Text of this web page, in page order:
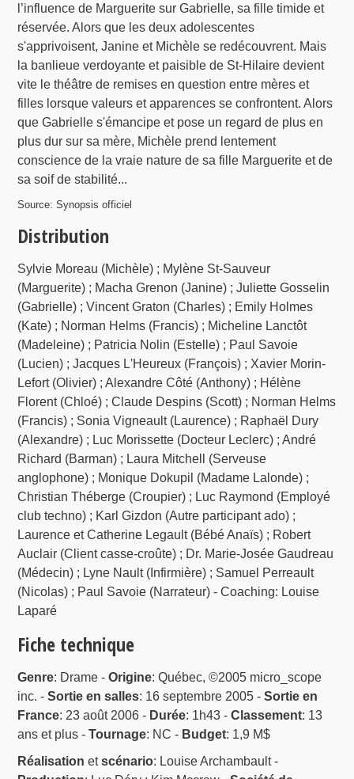
l’influence de Marguerite sur Gabrielle, sa fille timide et
réservée. Alors que les deux adolescentes
s'apprivoisent, Janine et Michèle se redécouvrent. Mais
la banlieue verdoyante et paisible de St-Hilaire devient
vite le théâtre de remises en question entre mères et
filles lorsque valeurs et apparences se confrontent. Alors
que Gabrielle s'émancipe et pose un regard de plus en
plus dur sur sa mère, Michèle prend lentement
conscience de la vraie nature de sa fille Marguerite et de
sa soif de stabilité...
Source: Synopsis officiel
Distribution
Sylvie Moreau (Michèle) ; Mylène St-Sauveur
(Marguerite) ; Macha Grenon (Janine) ; Juliette Gosselin
(Gabrielle) ; Vincent Graton (Charles) ; Emily Holmes
(Kate) ; Norman Helms (Francis) ; Micheline Lanctôt
(Madeleine) ; Patricia Nolin (Estelle) ; Paul Savoie
(Lucien) ; Jacques L'Heureux (François) ; Xavier Morin-
Lefort (Olivier) ; Alexandre Côté (Anthony) ; Hélène
Florent (Chloé) ; Claude Despins (Scott) ; Norman Helms
(Francis) ; Sonia Vigneault (Laurence) ; Raphaël Dury
(Alexandre) ; Luc Morissette (Docteur Leclerc) ; André
Richard (Barman) ; Laura Mitchell (Serveuse
anglophone) ; Monique Dokupil (Madame Lalonde) ;
Christian Théberge (Croupier) ; Luc Raymond (Employé
club techno) ; Karl Gizdon (Autre participant ado) ;
Laurence et Catherine Legault (Bébé Anaïs) ; Robert
Auclair (Client casse-croûte) ; Dr. Marie-Josée Gaudreau
(Médecin) ; Lyne Nault (Infirmière) ; Samuel Perreault
(Nicolas) ; Paul Savoie (Narrateur) - Coaching: Louise
Laparé
Fiche technique
Genre: Drame -Origine: Québec, ©2005 micro_scope
inc. -Sortie en salles: 16 septembre 2005 -Sortie en
France: 23 août 2006 - Durée: 1h43 -Classement: 13
ans et plus -Tournage: NC - Budget: 1,9 M$
Réalisation etscénario: Louise Archambault -